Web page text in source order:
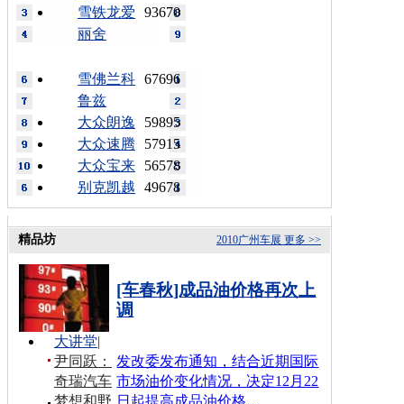
93670
雪铁龙爱
丽舍
67696
雪佛兰科
鲁兹
59895
大众朗逸
57915
大众速腾
56578
大众宝来
49678
别克凯越
更多 >>
2010广州车展
精品坊
[车春秋]成品油价格再次上
调
发改委发布通知，结合近期国际
市场油价变化情况，决定12月22
日起提高成品油价格…
大讲堂|
尹同跃：
奇瑞汽车
梦想和野